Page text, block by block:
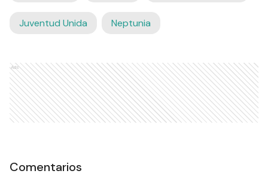
Juventud Unida Neptunia
Ads
Comentarios